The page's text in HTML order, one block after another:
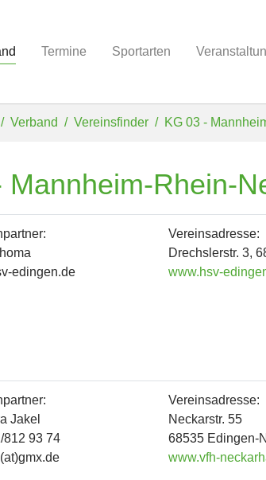
Termine Sportarten
Verband Vereinsfinder KG 03 -
Rhein-
edingen.de
Vereinsadresse:
Drechslerstr. 3,
www.hsv-
Jakel
812 93 74
Vereinsadresse:
Neckarstr. 55
68535 Edingen-
www.vfh-